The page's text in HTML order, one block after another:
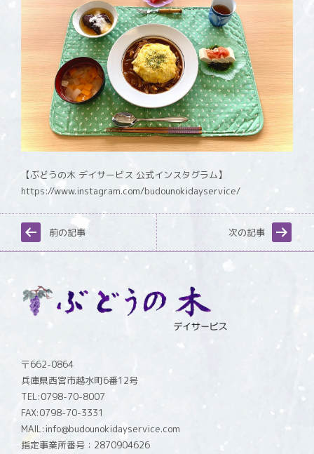
【ぶどうの木 デイサービス 公式インスタグラム】
https://www.instagram.com/budounokidayservice/
前の記事 次の記事
〒662-0864
兵庫県西宮市越水町6番12号
TEL:0798-70-8007
FAX:0798-70-3331
MAIL:info@budounokidayservice.com
指定事業所番号：2870904626